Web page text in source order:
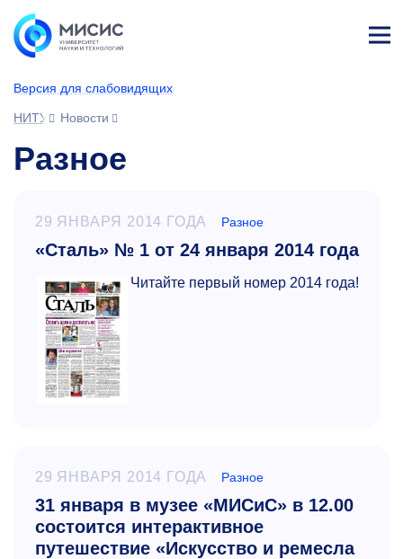
Версия для слабовидящих
НИТУ МИСИС
Новости
Разное
29 ЯНВАРЯ 2014 ГОДА Разное
«Сталь» № 1 от 24 января 2014 года
Читайте первый номер 2014 года!
29 ЯНВАРЯ 2014 ГОДА Разное
31 января в музее «МИСиС» в 12.00
состоится интерактивное
путешествие «Искусство и ремесла